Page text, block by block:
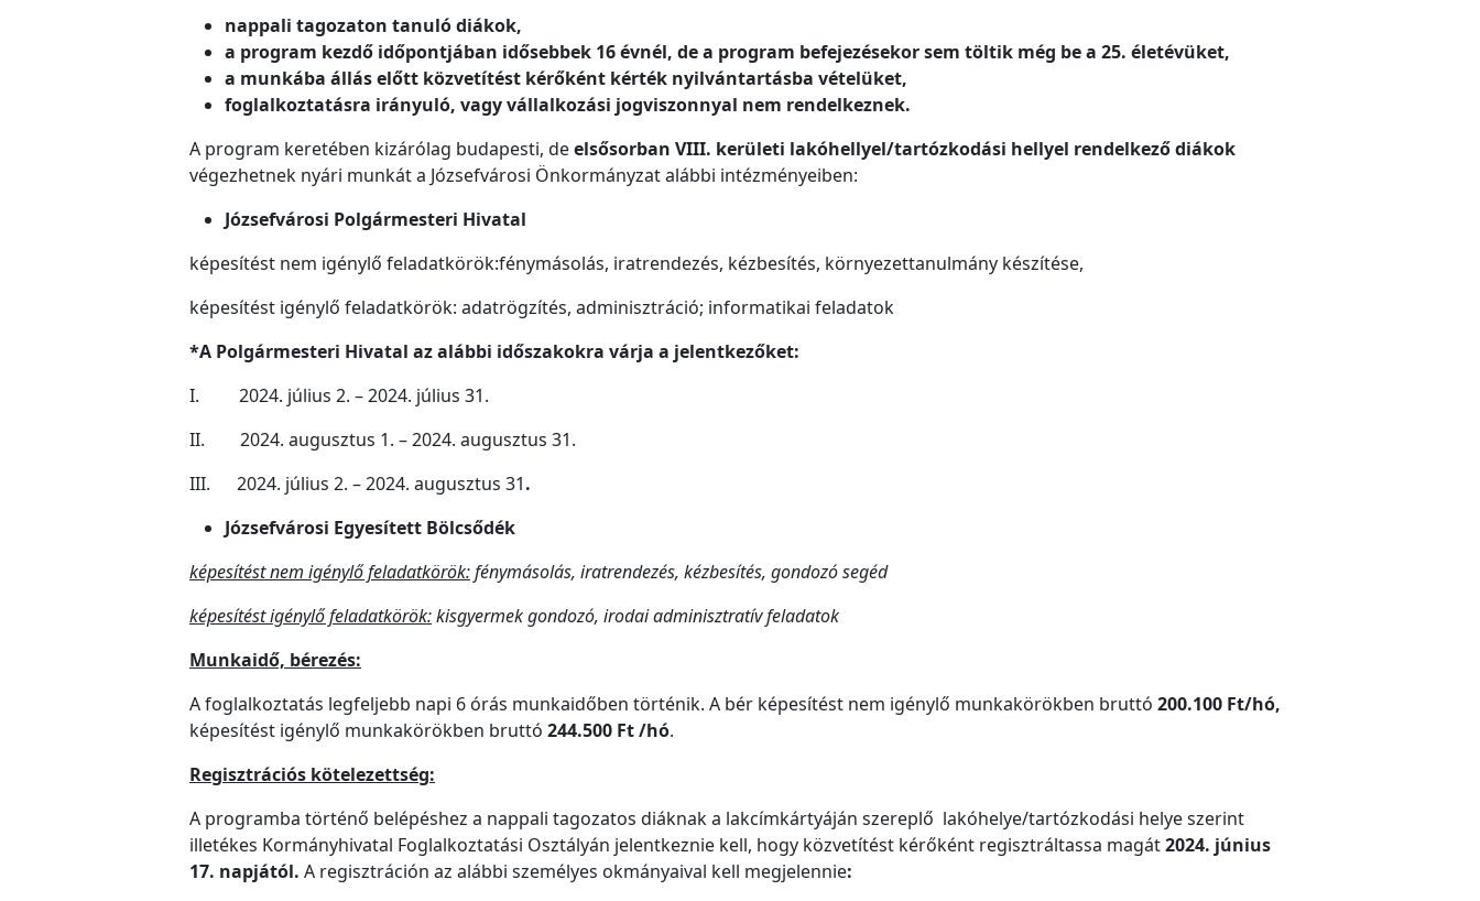
nappali tagozaton tanuló diákok,
a program kezdő időpontjában idősebbek 16 évnél, de a program befejezésekor sem töltik még be a 25. életévüket,
a munkába állás előtt közvetítést kérőként kérték nyilvántartásba vételüket,
foglalkoztatásra irányuló, vagy vállalkozási jogviszonnyal nem rendelkeznek.
A program keretében kizárólag budapesti, deelsősorban VIII. kerületi lakóhellyel/tartózkodási hellyel rendelkező diákok
végezhetnek nyári munkát a Józsefvárosi Önkormányzat alábbi intézményeiben:
Józsefvárosi Polgármesteri Hivatal
képesítést nem igénylő feladatkörök:fénymásolás, iratrendezés, kézbesítés, környezettanulmány készítése,
képesítést igénylő feladatkörök: adatrögzítés, adminisztráció; informatikai feladatok
*A Polgármesteri Hivatal az alábbi időszakokra várja a jelentkezőket:
I. 2024. július 2. – 2024. július 31.
II. 2024. augusztus 1. – 2024. augusztus 31.
III. 2024. július 2. – 2024. augusztus 31.
Józsefvárosi Egyesített Bölcsődék
képesítést nem igénylő feladatkörök:fénymásolás, iratrendezés, kézbesítés, gondozó segéd
képesítést igénylő feladatkörök:kisgyermek gondozó, irodai adminisztratív feladatok
Munkaidő, bérezés:
A foglalkoztatás legfeljebb napi 6 órás munkaidőben történik. A bér képesítést nem igénylő munkakörökben bruttó 200.100 Ft/hó,
képesítést igénylő munkakörökben bruttó 244.500 Ft /hó.
Regisztrációs kötelezettség:
A programba történő belépéshez a nappali tagozatos diáknak a lakcímkártyáján szereplő lakóhelye/tartózkodási helye szerint
illetékes Kormányhivatal Foglalkoztatási Osztályán jelentkeznie kell, hogy közvetítést kérőként regisztráltassa magát2024. június
17. napjától. A regisztráción az alábbi személyes okmányaival kell megjelennie: